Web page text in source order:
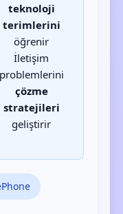
teknoloji
terimlerini
öğrenir
İletişim
problemlerini
çözme
stratejileri
geliştirir